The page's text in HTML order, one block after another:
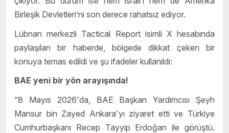
Birleşik Devletleri’ni son derece rahatsız ediyor.
Lübnan merkezli Tactical Report isimli X hesabında
paylaşılan bir haberde, bölgede dikkat çeken bir
konuya temas edildi ve şu ifadeler kullanıldı:
BAE yeni bir yön arayışında!
“8 Mayıs 2026'da, BAE Başkan Yardımcısı Şeyh
Mansur bin Zayed Ankara'yı ziyaret etti ve Türkiye
Cumhurbaşkanı Recep Tayyip Erdoğan ile görüştü.